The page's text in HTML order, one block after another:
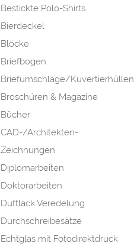
Bestickte Polo-Shirts
Bierdeckel
Blöcke
Briefbogen
Briefumschläge/Kuvertierhüllen
Broschüren & Magazine
Bücher
CAD-/Architekten-
Zeichnungen
Diplomarbeiten
Doktorarbeiten
Duftlack Veredelung
Durchschreibesätze
Echtglas mit Fotodirektdruck